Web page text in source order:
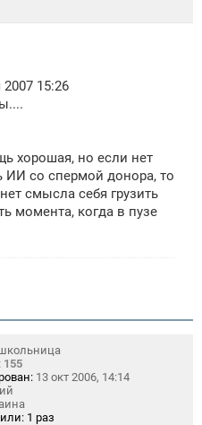
15:26
хорошая, но если нет
ИИ со спермой донора, то
смысла себя грузить
момента, когда в пузе
155
13 окт 2006, 14:14
1 раз